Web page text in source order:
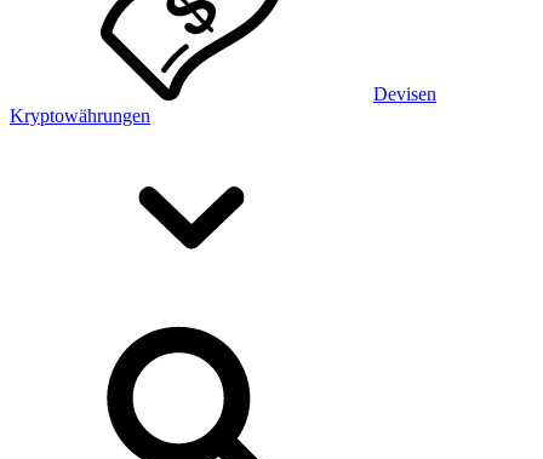
Devisen
Kryptowährungen